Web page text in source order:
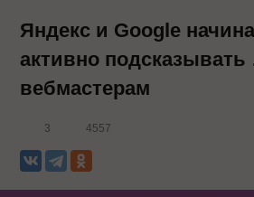
Яндекс и Google
активно
вебмастерам
3 4557